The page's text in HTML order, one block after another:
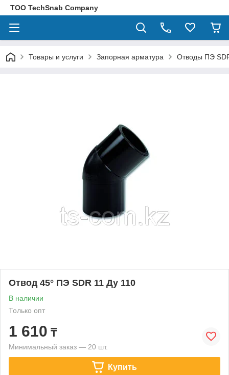
ТОО TechSnab Company
Товары и услуги Запорная арматура Отводы ПЭ
Отвод 45° ПЭ SDR 11 Ду 110
В наличии
Только опт
1 610 ₸
Минимальный заказ — 20 шт.
Купить